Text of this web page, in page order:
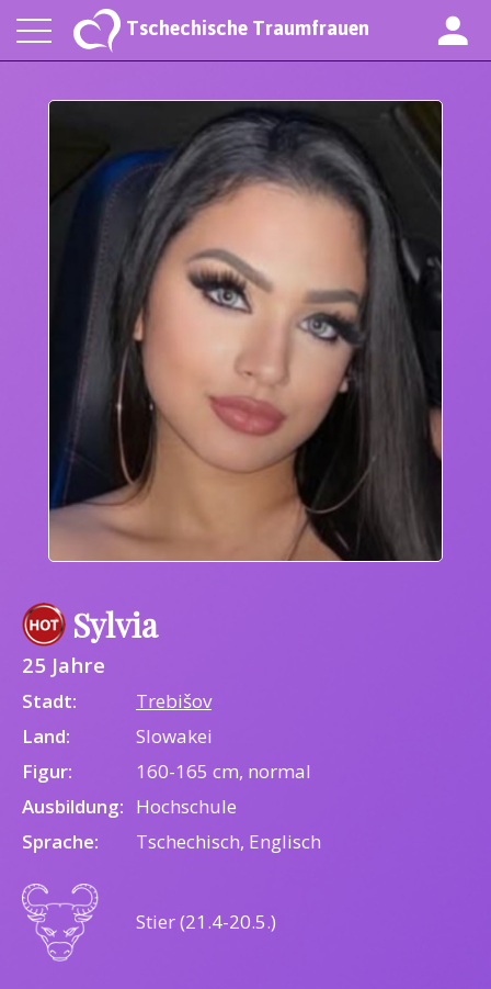
Tschechische Traumfrauen
Sylvia
25 Jahre
Stadt:
Trebišov
Land:
Slowakei
Figur:
160-165 cm, normal
Ausbildung: Hochschule
Sprache:
Tschechisch, Englisch
Stier (21.4-20.5.)